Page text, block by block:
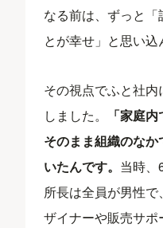
なる前は、ずっと
とが幸せ」と思い込
その視点でふと社
しました。
「家庭
そのまま組織のな
いたんです。 当時、
所長は全員が男性
ザイナーや販売サ